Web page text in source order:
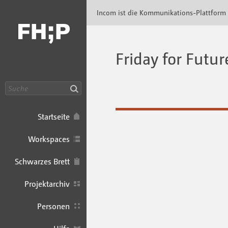
Startseite
Workspaces
Schwarzes Brett
Projektarchiv
Personen
Incom ist die Kommunikations-Plattform
Friday for